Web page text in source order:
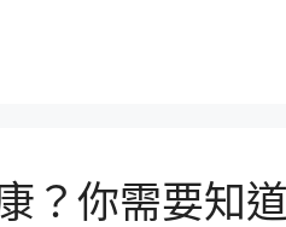
？你需要知